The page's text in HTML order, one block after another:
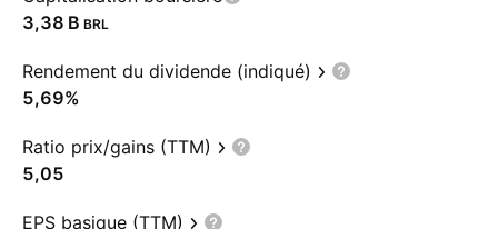
‪3,38 B‬ BRL
Rendement du dividende (indiqué)
5,69%
Ratio prix/gains (TTM)
5,05
EPS basique (TTM)